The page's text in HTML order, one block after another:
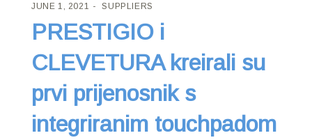
JUNE 1, 2021 SUPPLIERS
PRESTIGIO i
CLEVETURA kreirali su
prvi prijenosnik s
integriranim touchpadom